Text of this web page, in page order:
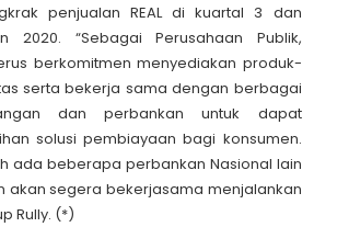
penjualan REAL di kuartal 3 dan
2020. “Sebagai Perusahaan Publik,
berkomitmen menyediakan produk-
serta bekerja sama dengan berbagai
dan perbankan untuk dapat
solusi pembiayaan bagi konsumen.
ada beberapa perbankan Nasional lain
akan segera bekerjasama menjalankan
Rully. (*)